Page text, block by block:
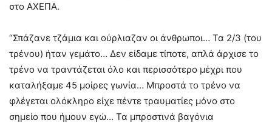
στο ΑΧΕΠΑ.
“Σπάζανε τζάμια και ούρλιαζαν οι άνθρωποι… Τα 2/3 (του
τρένου) ήταν γεμάτο… Δεν είδαμε τίποτε, απλά άρχισε το
τρένο να τραντάζεται όλο και περισσότερο μέχρι που
καταλήξαμε 45 μοίρες γωνία… Μπροστά το τρένο να
φλέγεται ολόκληρο είχε πέντε τραυματίες μόνο στο
σημείο που ήμουν εγώ… Τα μπροστινά βαγόνια